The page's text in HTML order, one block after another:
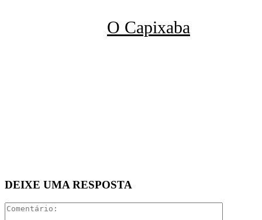
O Capixaba
DEIXE UMA RESPOSTA